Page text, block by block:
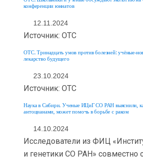
конференции юннатов
12.11.2024
Источник: ОТС
ОТС. Тринадцать умов против болезней: учёные-
лекарство будущего
23.10.2024
Источник: ОТС
Наука в Сибири. Ученые ИЦиГ СО РАН выяснили,
антоцианами, может помочь в борьбе с раком
14.10.2024
Исследователи из ФИЦ
и генетики СО РАН» совместно